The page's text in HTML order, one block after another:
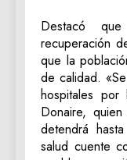
Destacó
recuperación
que la
de calidad.
hospitales
Donaire,
detendrá
salud cuente